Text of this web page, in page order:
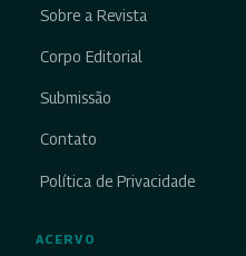
Sobre a Revista
Corpo Editorial
Submissão
Contato
Política de Privacidade
ACERVO